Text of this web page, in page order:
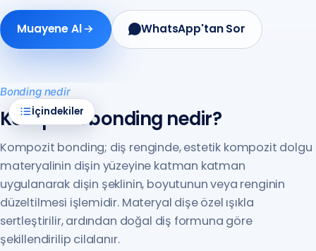
Muayene Al WhatsApp'tan Sor
Bonding nedir
Kompozit bonding nedir?
Kompozit bonding; diş renginde, estetik kompozit dolgu
materyalinin dişin yüzeyine katman katman
uygulanarak dişin şeklinin, boyutunun veya renginin
düzeltilmesi işlemidir. Materyal dişe özel ışıkla
sertleştirilir, ardından doğal diş formuna göre
şekillendirilip cilalanır.
İçindekiler